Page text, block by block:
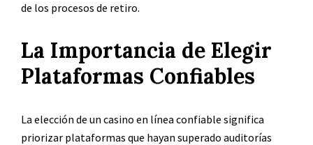
de los procesos de retiro.
La Importancia de Elegir
Plataformas Confiables
La elección de un casino en línea confiable significa
priorizar plataformas que hayan superado auditorías